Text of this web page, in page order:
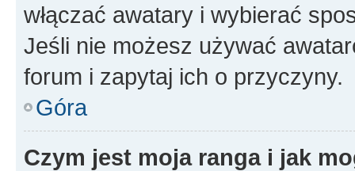
włączać awatary i wybierać
Jeśli nie możesz używać
forum i zapytaj ich o przyczyny.
Góra
Czym jest moja ranga i jak